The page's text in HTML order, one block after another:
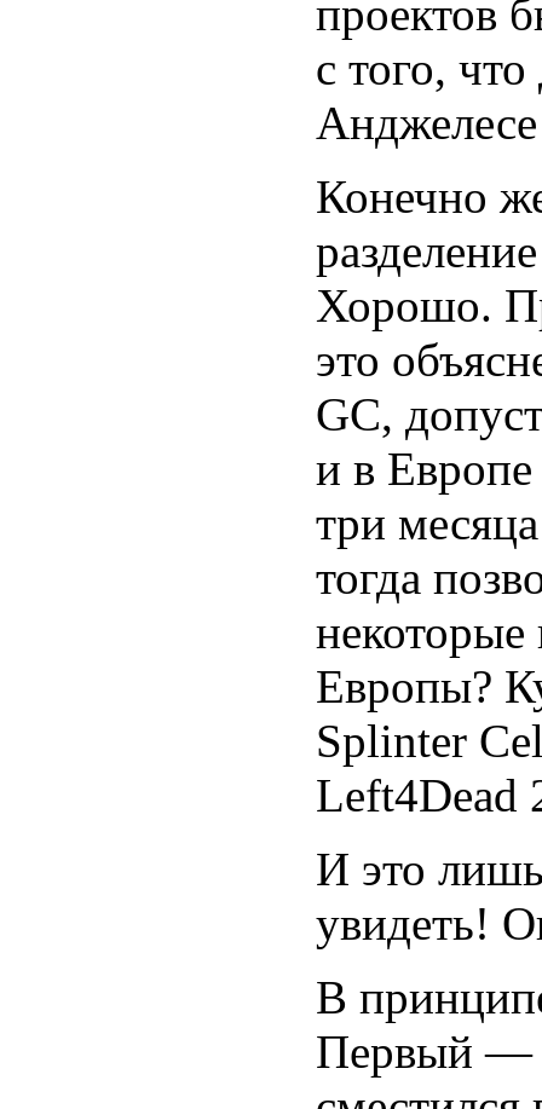
проектов
с того,
Конечно
Хорошо.
это
GC,
и в Европе
три
тогда
Европы?
Splinter
Left4Dead
И это лишь
увидеть!
В
Первый —